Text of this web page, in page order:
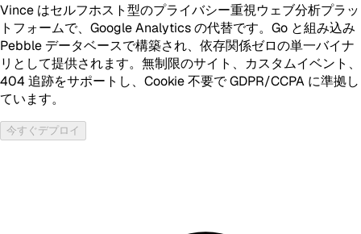
Vince はセルフホスト型のプライバシー重視ウェブ分析プラッ
トフォームで、Google Analytics の代替です。Go と組み込み
Pebble データベースで構築され、依存関係ゼロの単一バイナ
リとして提供されます。無制限のサイト、カスタムイベント、
404 追跡をサポートし、Cookie 不要で GDPR/CCPA に準拠し
ています。
今すぐデプロイ